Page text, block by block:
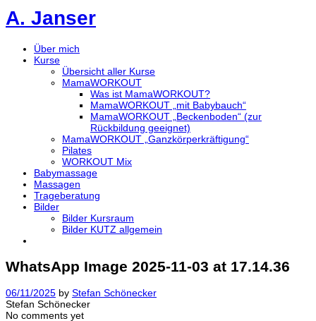
A. Janser
Über mich
Kurse
Übersicht aller Kurse
MamaWORKOUT
Was ist MamaWORKOUT?
MamaWORKOUT „mit Babybauch“
MamaWORKOUT „Beckenboden“ (zur
Rückbildung geeignet)
MamaWORKOUT „Ganzkörperkräftigung“
Pilates
WORKOUT Mix
Babymassage
Massagen
Trageberatung
Bilder
Bilder Kursraum
Bilder KUTZ allgemein
WhatsApp Image 2025-11-03 at 17.14.36
06/11/2025 by Stefan Schönecker
Stefan Schönecker
No comments yet